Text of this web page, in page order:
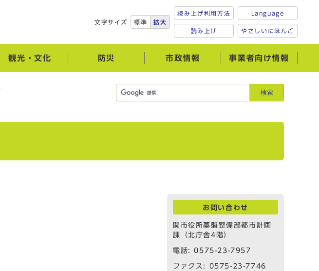
文字サイズ 標準 拡大
読み上げ利用方法
読み上げ
Language
やさしいにほんご
観光・文化 防災 市政情報 事業者向け情報
検索
お問い合わせ
関市役所基盤整備部都市計画
課（北庁舎4階）
電話:0575-23-7957
ファクス: 0575-23-7746